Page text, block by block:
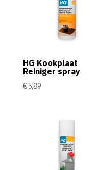
HG Kookplaat
Reiniger spray
€5,89